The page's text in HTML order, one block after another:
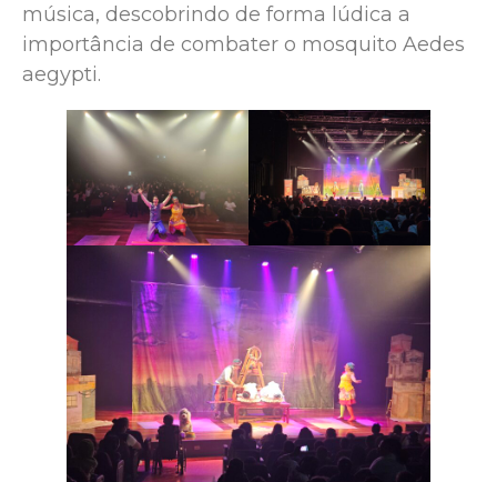
música, descobrindo de forma lúdica a
importância de combater o mosquito Aedes
aegypti.